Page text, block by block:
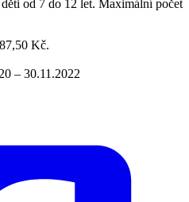
od 7 do 12 let. Maximální počet
Kč.
– 30.11.2022